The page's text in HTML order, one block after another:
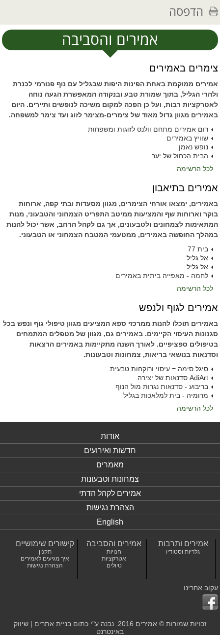
הדפסה
אמירים והסביבה
צימרים באמירים
אמירים ממוקמת באחת הפינות היפות שבגליל עם נוף פנורמי לכנרת
ולהרי הגליל, בתוך שמורת טבע ובנקודה המאפשרת הגעה נוחה
לאטרקציות רבות, ועל כן הפכה למקום משיכה לנופשים ותיירים. היום
באמירים מגוון גדול מאוד של צימרים-מצימר לזוג ועד צימר למשפחה.
רום אמירים מתחם וולנס לזוגות ומשפחות
שוויץ באמירים
נופש נאמן
הבית הכחול של יער
לכל הרשימה
אמירים בתיאבון
באמירים, ימצאו אורחי הצימרים, מגוון מסעדות ובתי קפה, ארוחות
בוקר וארוחות שף והמציעות ממיטב התפריט הצמחוני והטבעוני, מנות
המתאימות לצמחונים ולטבעונים, אך גם לקהל הרחב, אשר יכול להנות
במהלך החופשה באמירים, ממטעמי המטבח הצמחוני או הטבעוני.
בית 77
אל גליל
אל גליל
לחמה - מאפייה ביתית באמירים
לכל הרשימה
אמירים לגוף ולנפש
באמירים תוכלו להנות ממרכזי ספא המציעים מגוון טיפולי גוף ונפש בכל
סגנונות העיסוי הקיימים. באמירים גם, מגוון של מטפלים המתמחים
בטיפולים ספציפיים. לאורך השנה מתקיימות באמירים הרצאות
וסדנאות בנושאי בריאות, צמחונות וטבעונות.
סיגל סימה = עיסוי ורוקחות טבעית
AdiArt סדנאות של יצירה
בריבוע - סדנאות נגרות מול הנוף
מרומיה - בית למלאכות בגליל
לכל הרשימה
אודות
חדשות ואירועים
מאמרים
צמחונות וטבעונות
אמירים לקהל הדתי
הצהרת נגישות
English
אמירים ותרבות
גלריות וסטודיו
אמירים והסביבה
חנויות
אטרקציות
טיולים
קישורים שימושיים
תקנון
איך מגיעים לאמירים
הצהרת נגישות
עקוב אחרינו
זכויות שמורות © אמירים 2016. נבנה ע"י כתום בניית אתרים |שיווק
באינטרנט